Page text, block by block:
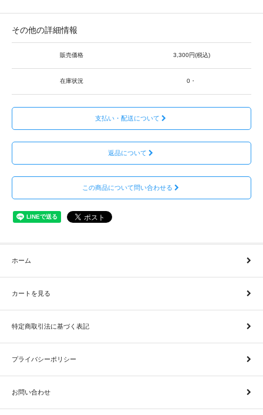
その他の詳細情報
販売価格 3,300円(税込)
在庫状況 0・
支払い・配送について
返品について
この商品について問い合わせる
ホーム
カートを見る
特定商取引法に基づく表記
プライバシーポリシー
お問い合わせ